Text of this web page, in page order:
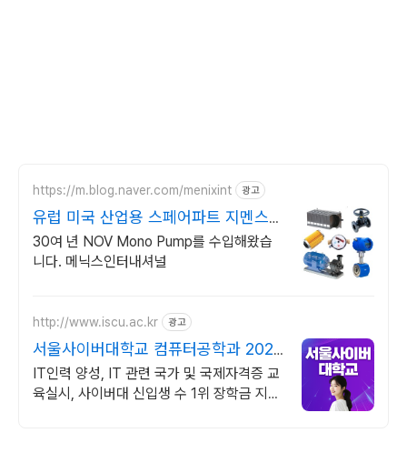
https://m.blog.naver.com/menixint 광고
유럽 미국 산업용 스페어파트 지멘스
긴급STOCK
30여 년 NOV Mono Pump를 수입해왔습
니다. 메닉스인터내셔널
http://www.iscu.ac.kr 광고
서울사이버대학교 컴퓨터공학과 2026
가을학기 신편입생
IT인력 양성, IT 관련 국가 및 국제자격증 교
육실시, 사이버대 신입생 수 1위 장학금 지급